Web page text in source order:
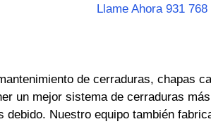
Llame Ahora 931 768
de cerraduras, chapas
un mejor sistema de cerraduras
debido. Nuestro equipo también